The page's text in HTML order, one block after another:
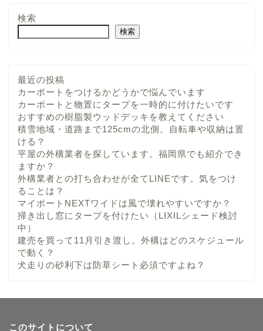
検索
検索
最近の投稿
カーポートをつけるかどうかで悩んでいます
カーポートと物置にタープを一時的に付けたいです
おすすめの樹脂製ウッドデッキを教えてください
積雪地域・道路まで125cmの北側。自転車や収納は置
ける？
平屋の外構業者を探しています。福岡県でも紹介でき
ますか？
外構業者との打ち合わせが全てLINEです。気をつけ
ることは？
マイポートNEXTワイドは風で壊れやすいですか？
掃き出し窓にタープを付けたい（LIXILシェード検討
中）
建売を買って11月引き渡し。外構はどのスケジュール
で動く？
犬走りの砂利下は防草シート必須ですよね？
このサイトについて